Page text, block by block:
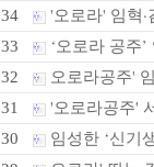
34 '오로라' 임혁
33 ‘오로라 공주
32 오로라공주'
31 '오로라공주'
30 임성한 ‘신기